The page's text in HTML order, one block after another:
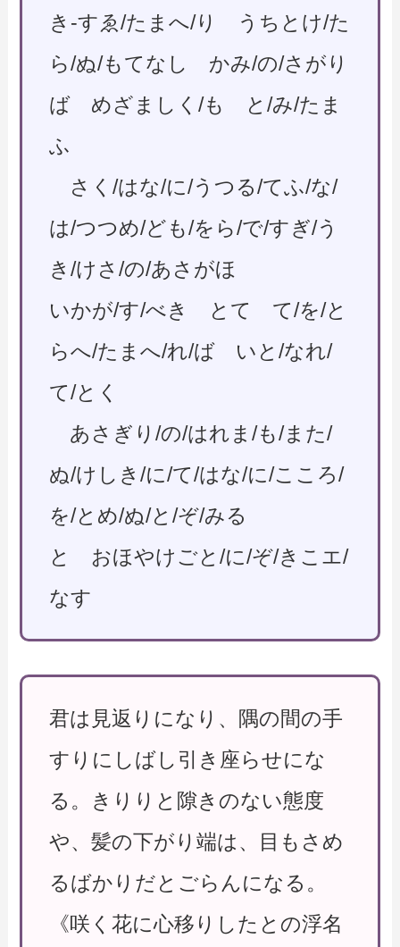
き-すゑ/たまへ/り うちとけ/た
ら/ぬ/もてなし かみ/の/さがり
ば めざましく/も と/み/たま
ふ
さく/はな/に/うつる/てふ/な/
は/つつめ/ども/をら/で/すぎ/う
き/けさ/の/あさがほ
いかが/す/べき とて て/を/と
らへ/たまへ/れ/ば いと/なれ/
て/とく
あさぎり/の/はれま/も/また/
ぬ/けしき/に/て/はな/に/こころ/
を/とめ/ぬ/と/ぞ/みる
と おほやけごと/に/ぞ/きこエ/
なす
君は見返りになり、隅の間の手
すりにしばし引き座らせにな
る。きりりと隙きのない態度
や、髪の下がり端は、目もさめ
るばかりだとごらんになる。
《咲く花に心移りしたとの浮名